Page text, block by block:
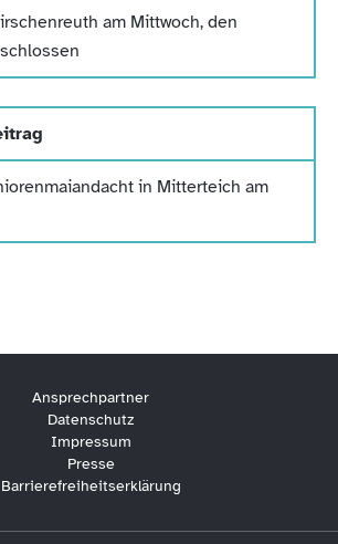
am Mittwoch, den
in Mitterteich am
Ansprechpartner
Datenschutz
Impressum
Presse
Barrierefreiheitserklärung